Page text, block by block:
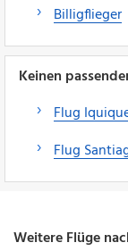
Billigflieger
Keinen
Flug
Flug
Weitere Flüge